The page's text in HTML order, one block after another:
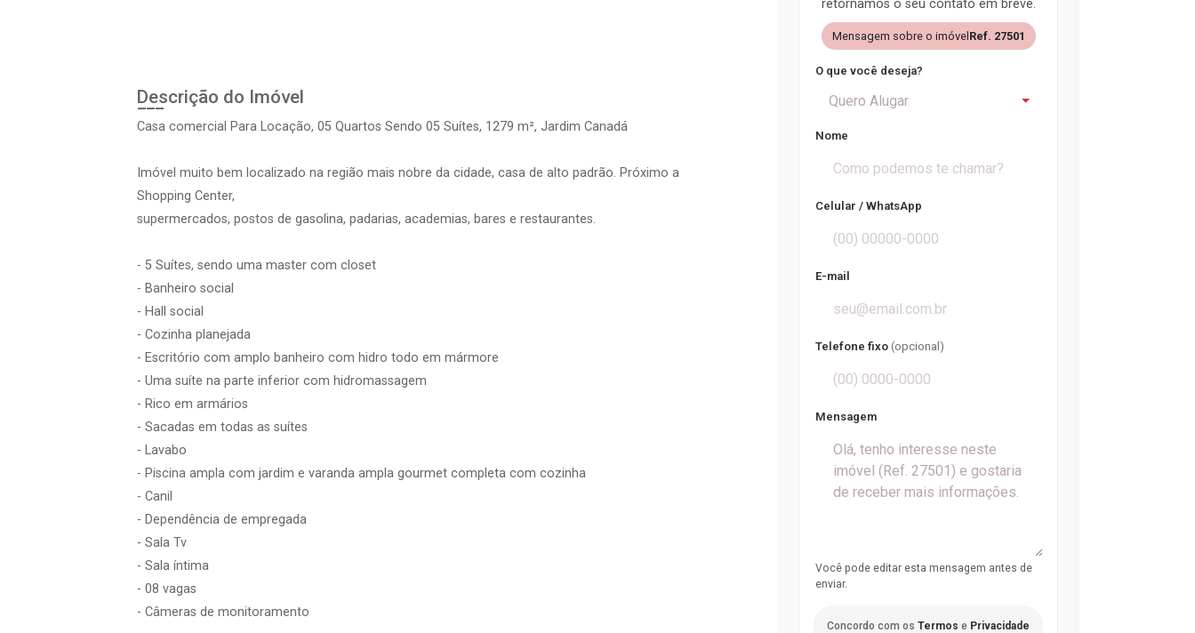
Descrição do Imóvel
Casa comercial Para Locação, 05 Quartos Sendo 05 Suítes, 1279 m², Jardim Canadá
Imóvel muito bem localizado na região mais nobre da cidade, casa de alto padrão. Próximo a
Shopping Center,
supermercados, postos de gasolina, padarias, academias, bares e restaurantes.
- 5 Suítes, sendo uma master com closet
- Banheiro social
- Hall social
- Cozinha planejada
- Escritório com amplo banheiro com hidro todo em mármore
- Uma suíte na parte inferior com hidromassagem
- Rico em armários
- Sacadas em todas as suítes
- Lavabo
- Piscina ampla com jardim e varanda ampla gourmet completa com cozinha
- Canil
- Dependência de empregada
- Sala Tv
- Sala íntima
- 08 vagas
- Câmeras de monitoramento
retornamos o seu contato em breve.
Mensagem sobre o imóvel Ref. 27501
O que você deseja?
Quero Alugar
Nome
Celular / WhatsApp
E-mail
Telefone fixo (opcional)
Mensagem
Você pode editar esta mensagem antes de
enviar.
Concordo com os Termos e Privacidade